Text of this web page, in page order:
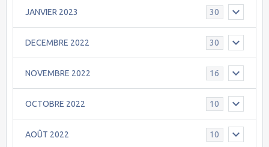
JANVIER 2023 30
DECEMBRE 2022 30
NOVEMBRE 2022 16
OCTOBRE 2022 10
AOÛT 2022 10